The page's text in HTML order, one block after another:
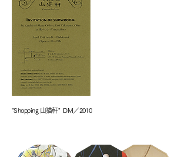
"Shopping 山猫軒" DM／2010